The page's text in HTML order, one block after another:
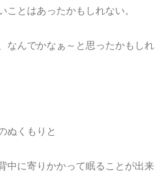
ことはあったかもしれない。
なんでかなぁ～と思ったかもしれ
ぬくもりと
に寄りかかって眠ることが出来